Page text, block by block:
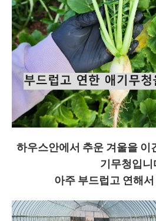
하우스안에서 추운 겨울을 이
기무청입니
아주 부드럽고 연해